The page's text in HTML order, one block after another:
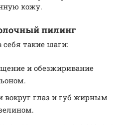
кожу.
пилинг
такие шаги:
и обезжиривание
вокруг глаз и губ жирным